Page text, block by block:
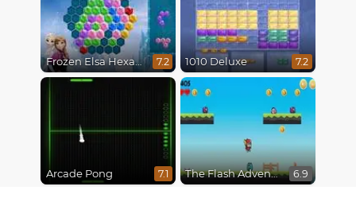
Frozen Elsa Hexagon Puzzle 7.2 1010 Deluxe 7.2
Arcade Pong 7.1 The Flash Adventures 6.9